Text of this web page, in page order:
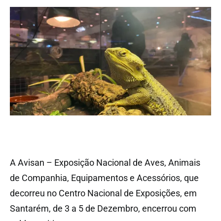
A Avisan – Exposição Nacional de Aves, Animais
de Companhia, Equipamentos e Acessórios, que
decorreu no Centro Nacional de Exposições, em
Santarém, de 3 a 5 de Dezembro, encerrou com